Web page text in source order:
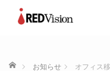
ホーム お知らせ オフィス